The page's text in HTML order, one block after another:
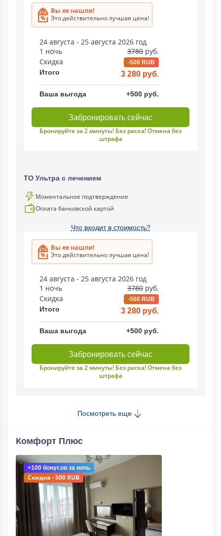
Вы ее нашли!
Это действительно лучшая цена!
24 августа - 25 августа 2026 год
1 ночь
3780 руб.
Скидка
-500 RUB
Итого 3 280 руб.
Ваша выгода +500 руб.
Забронировать сейчас
Бронируйте за 2 минуты! Без риска! Отмена без
штрафа
ТО Ультра с лечением
Моментальное подтверждение
Оплата банковской картой
Что входит в стоимость?
Вы ее нашли!
Это действительно лучшая цена!
24 августа - 25 августа 2026 год
1 ночь
3780 руб.
Скидка
-500 RUB
Итого 3 280 руб.
Ваша выгода +500 руб.
Забронировать сейчас
Бронируйте за 2 минуты! Без риска! Отмена без
штрафа
Посмотреть еще
Комфорт Плюс
+100 бонусов за ночь
Скидка - 500 RUB